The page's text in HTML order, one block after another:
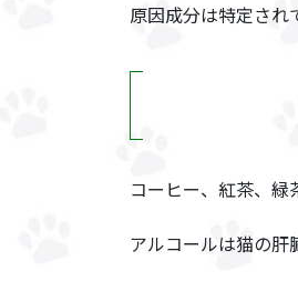
原因成分は特定され
コーヒー、紅茶、緑
アルコールは猫の肝